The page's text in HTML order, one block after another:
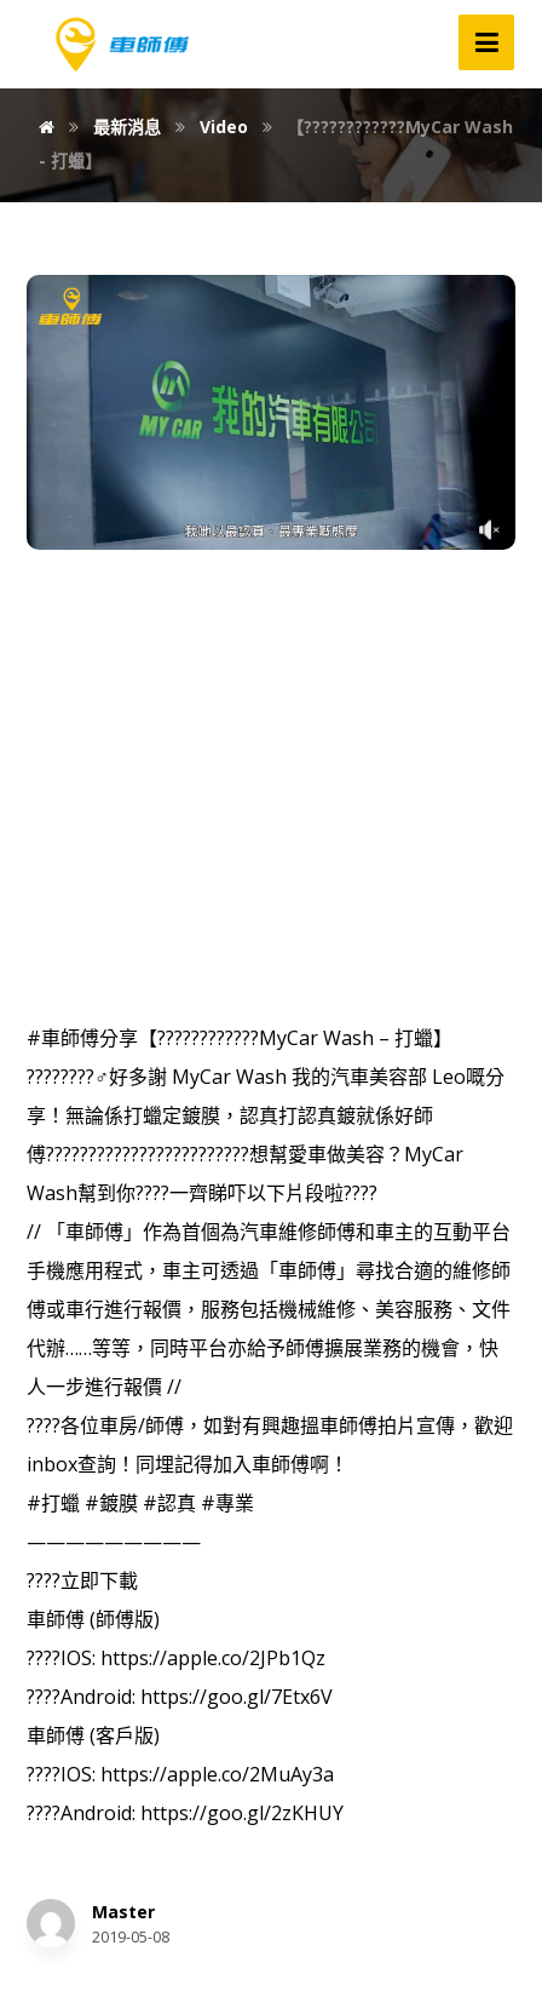
最新消息 Video
【????????‍????MyCar Wash
- 打蠟】
#車師傅分享【????????‍????MyCar Wash – 打蠟】
????????‍♂️好多謝 MyCar Wash 我的汽車美容部 Leo嘅分
享！無論係打蠟定鍍膜，認真打認真鍍就係好師
傅????????????????????????想幫愛車做美容？MyCar
Wash幫到你????一齊睇吓以下片段啦????
// 「車師傅」作為首個為汽車維修師傅和車主的互動平台
手機應用程式，車主可透過「車師傅」尋找合適的維修師
傅或車行進行報價，服務包括機械維修、美容服務、文件
代辦……等等，同時平台亦給予師傅擴展業務的機會，快
人一步進行報價 //
????各位車房/師傅，如對有興趣搵車師傅拍片宣傳，歡迎
inbox查詢！同埋記得加入車師傅啊！
#打蠟 #鍍膜 #認真 #專業
—————————
????立即下載
車師傅 (師傅版)
????IOS: https://apple.co/2JPb1Qz
????Android: https://goo.gl/7Etx6V
車師傅 (客戶版)
????IOS: https://apple.co/2MuAy3a
????Android: https://goo.gl/2zKHUY
Master
2019-05-08